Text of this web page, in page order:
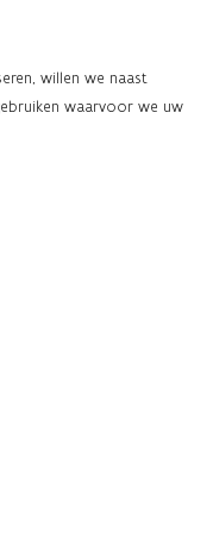
willen we naast
waarvoor we uw